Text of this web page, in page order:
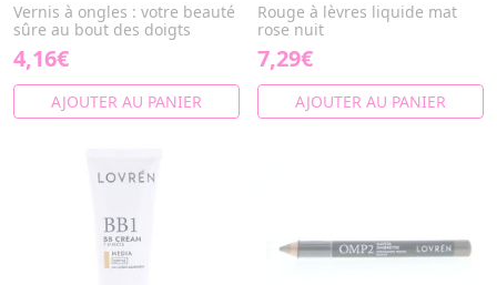
Vernis à ongles : votre beauté
sûre au bout des doigts
4,16€
AJOUTER AU PANIER
Rouge à lèvres liquide mat
rose nuit
7,29€
AJOUTER AU PANIER